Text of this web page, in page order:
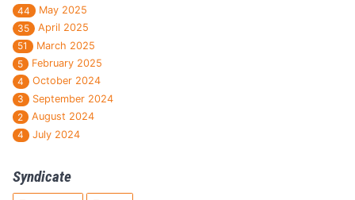
44
May 2025
35
April 2025
51
March 2025
5
February 2025
4
October 2024
3
September 2024
2
August 2024
4
July 2024
Syndicate